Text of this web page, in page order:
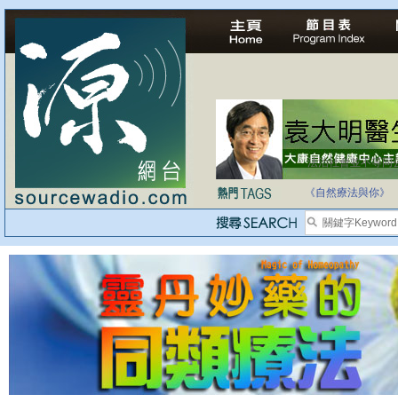
法治社會並不等同
自家教育合法化-
《自然療法與你》